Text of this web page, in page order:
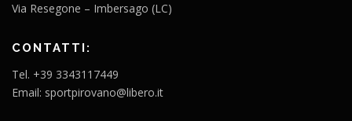
Via Resegone – Imbersago (LC)
CONTATTI:
Tel. +39 3343117449
Email: sportpirovano@libero.it